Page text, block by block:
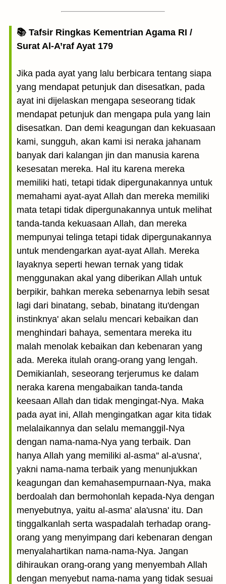
📚 Tafsir Ringkas Kementrian Agama RI /
Surat Al-A’raf Ayat 179
Jika pada ayat yang lalu berbicara tentang siapa
yang mendapat petunjuk dan disesatkan, pada
ayat ini dijelaskan mengapa seseorang tidak
mendapat petunjuk dan mengapa pula yang lain
disesatkan. Dan demi keagungan dan kekuasaan
kami, sungguh, akan kami isi neraka jahanam
banyak dari kalangan jin dan manusia karena
kesesatan mereka. Hal itu karena mereka
memiliki hati, tetapi tidak dipergunakannya untuk
memahami ayat-ayat Allah dan mereka memiliki
mata tetapi tidak dipergunakannya untuk melihat
tanda-tanda kekuasaan Allah, dan mereka
mempunyai telinga tetapi tidak dipergunakannya
untuk mendengarkan ayat-ayat Allah. Mereka
layaknya seperti hewan ternak yang tidak
menggunakan akal yang diberikan Allah untuk
berpikir, bahkan mereka sebenarnya lebih sesat
lagi dari binatang, sebab, binatang itu'dengan
instinknya' akan selalu mencari kebaikan dan
menghindari bahaya, sementara mereka itu
malah menolak kebaikan dan kebenaran yang
ada. Mereka itulah orang-orang yang lengah.
Demikianlah, seseorang terjerumus ke dalam
neraka karena mengabaikan tanda-tanda
keesaan Allah dan tidak mengingat-Nya. Maka
pada ayat ini, Allah mengingatkan agar kita tidak
melalaikannya dan selalu memanggil-Nya
dengan nama-nama-Nya yang terbaik. Dan
hanya Allah yang memiliki al-asma'' al-a'usna',
yakni nama-nama terbaik yang menunjukkan
keagungan dan kemahasempurnaan-Nya, maka
berdoalah dan bermohonlah kepada-Nya dengan
menyebutnya, yaitu al-asma' ala'usna' itu. Dan
tinggalkanlah serta waspadalah terhadap orang-
orang yang menyimpang dari kebenaran dengan
menyalahartikan nama-nama-Nya. Jangan
dihiraukan orang-orang yang menyembah Allah
dengan menyebut nama-nama yang tidak sesuai